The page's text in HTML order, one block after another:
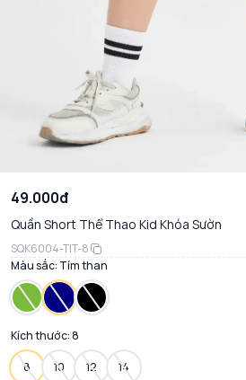
49.000đ
Quần Short Thể Thao Kid Khóa Sườn
SQK6004-TIT-8
Màu sắc: Tím than
Kích thước:8
8 10 12 14